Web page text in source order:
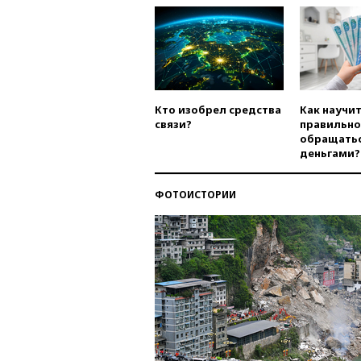
Кто изобрел средства
связи?
Как
правильно
деньгами?
ФОТОИСТОРИИ